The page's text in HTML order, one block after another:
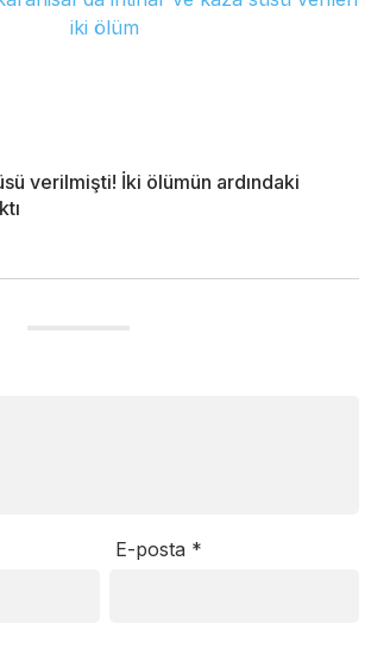
verilmişti! İki ölümün ardındaki
E-posta *